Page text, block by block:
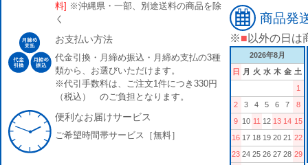
料] ※沖縄県・一部、別途送料の商品を除
く
お支払い方法
代金引換・月締め振込・月締め支払の3種
類から、お選びいただけます。
※代引手数料は、ご注文1件につき330円
（税込） のご負担となります。
便利なお届けサービス
ご希望時間帯サービス［無料］
商品発
※■ 以外の日は
2026年8月
日
月 火 水 木 金 土
1
2
3 4 5 6 7
8
9 10 11 12 13 14 15
16 17 18 19 20 21 22
23 24 25 26 27 28 29